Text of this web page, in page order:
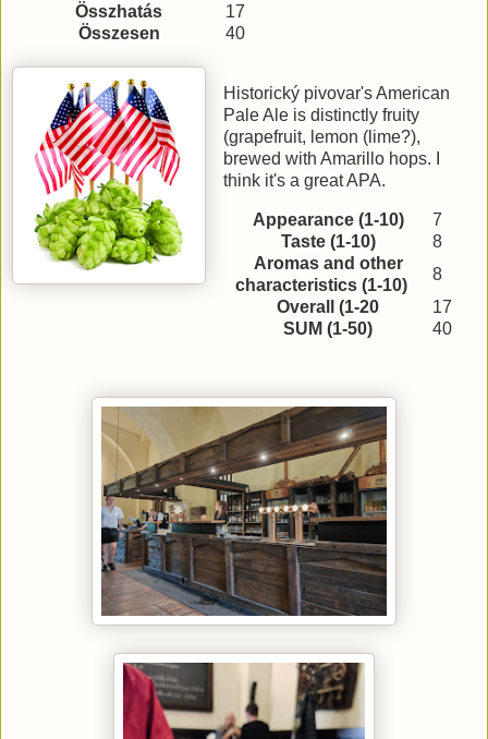
Összhatás
17
Összesen
40
Historický pivovar's American
Pale Ale is distinctly fruity
(grapefruit, lemon (lime?),
brewed with Amarillo hops. I
think it's a great APA.
Appearance (1-10)
7
Taste (1-10)
8
Aromas and other
characteristics (1-10)
8
Overall (1-20
17
SUM (1-50)
40